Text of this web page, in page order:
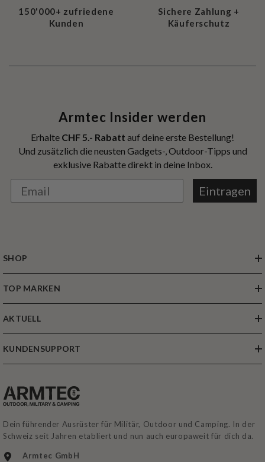
150'000+ zufriedene
Kunden
Sichere Zahlung +
Käuferschutz
Armtec Insider werden
Erhalte CHF 5.- Rabatt auf deine erste Bestellung!
Und zusätzlich die neusten Gadgets-, Outdoor-Tipps und
exklusive Rabatte direkt in deine Inbox.
Eintragen
SHOP
TOP MARKEN
AKTUELL
KUNDENSUPPORT
Dein führender Ausrüster für Militär, Outdoor und Camping. In der
Schweiz seit Jahren etabliert und nun auch europaweit für dich da.
Armtec GmbH